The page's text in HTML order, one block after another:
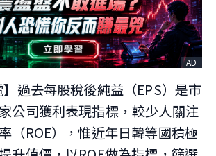
AD
】過去每股稅後純益（EPS）是市
公司獲利表現指標，較少人關注
（ROE），惟近年日韓等國積極